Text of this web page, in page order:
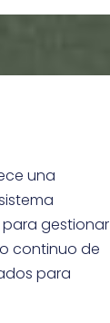
una
gestionar
continuo de
para